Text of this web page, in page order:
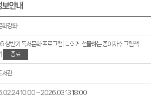
안내
화강좌
상반기 독서문화 프로그램] 나에게 선물하는 종이자수 그림책
종료
서관
10:00 ~ 2026.03.13 18:00